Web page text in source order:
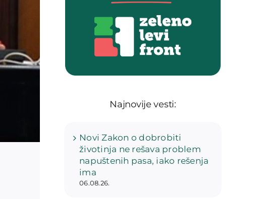
Najnovije vesti:
Novi Zakon o dobrobiti
životinja ne rešava problem
napuštenih pasa, iako rešenja
ima
06.08.26.